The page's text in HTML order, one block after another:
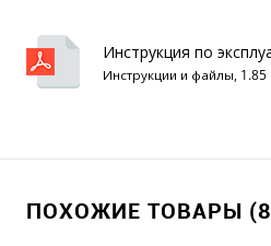
Инструкция по
Инструкции и файлы, 1.85
ПОХОЖИЕ ТОВАРЫ